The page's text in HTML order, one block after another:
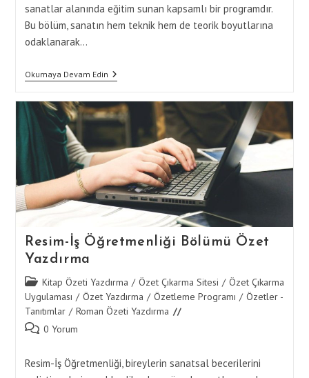
sanatlar alanında eğitim sunan kapsamlı bir programdır.
Bu bölüm, sanatın hem teknik hem de teorik boyutlarına
odaklanarak…
Okumaya Devam EdinGüzel
Özet
Yazdırma
Resim-İş Öğretmenliği Bölümü Özet
Yazdırma
Post
category:
Kitap Özeti Yazdırma / Özet Çıkarma Sitesi / Özet Çıkarma
Uygulaması / Özet Yazdırma / Özetleme Programı / Özetler -
Tanıtımlar / Roman Özeti Yazdırma
Post 0 Yorum
Resim-İş Öğretmenliği, bireylerin sanatsal becerilerini